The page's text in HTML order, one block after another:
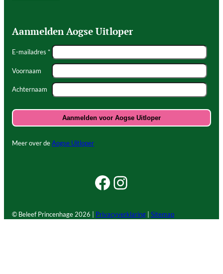
Aanmelden Aogse Uitloper
E-mailadres *
Voornaam
Achternaam
Meer over deAogse Uitloper
Facebook Beleef Princenhage
Instagram Beleef Princenhage
© Beleef Princenhage2026 | Privacyverklaring Sitemap